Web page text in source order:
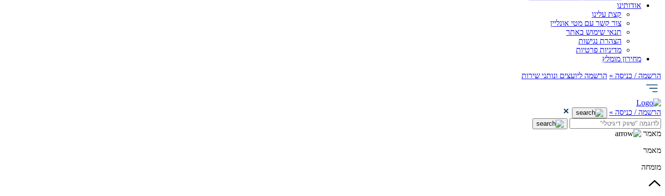
אודותינו
קצת עלינו
צור קשר עם מטי אונליין
תנאי שימוש באתר
הצהרת נגישות
מדיניות פרטיות
מחירון מומלץ
הרשמה / כניסה » הרשמה ליועצים ונותני שירות
הרשמה / כניסה »
מאמר
מאמר
מומחה